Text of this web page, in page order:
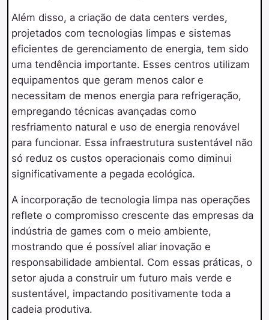
Além disso, a criação de data centers verdes,
projetados com tecnologias limpas e sistemas
eficientes de gerenciamento de energia, tem sido
uma tendência importante. Esses centros utilizam
equipamentos que geram menos calor e
necessitam de menos energia para refrigeração,
empregando técnicas avançadas como
resfriamento natural e uso de energia renovável
para funcionar. Essa infraestrutura sustentável não
só reduz os custos operacionais como diminui
significativamente a pegada ecológica.
A incorporação de tecnologia limpa nas operações
reflete o compromisso crescente das empresas da
indústria de games com o meio ambiente,
mostrando que é possível aliar inovação e
responsabilidade ambiental. Com essas práticas, o
setor ajuda a construir um futuro mais verde e
sustentável, impactando positivamente toda a
cadeia produtiva.